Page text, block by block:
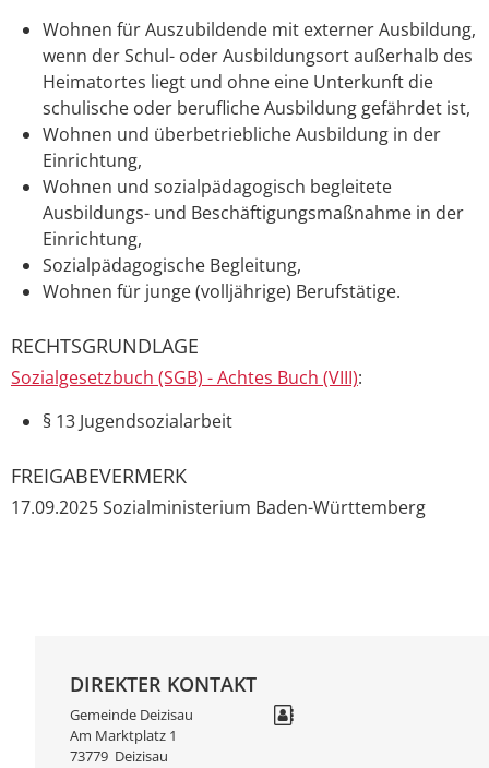
Wohnen für Auszubildende mit externer Ausbildung,
wenn der Schul- oder Ausbildungsort außerhalb des
Heimatortes liegt und ohne eine Unterkunft die
schulische oder berufliche Ausbildung gefährdet ist,
Wohnen und überbetriebliche Ausbildung in der
Einrichtung,
Wohnen und sozialpädagogisch begleitete
Ausbildungs- und Beschäftigungsmaßnahme in der
Einrichtung,
Sozialpädagogische Begleitung,
Wohnen für junge (volljährige) Berufstätige.
RECHTSGRUNDLAGE
Sozialgesetzbuch (SGB) - Achtes Buch (VIII):
§ 13 Jugendsozialarbeit
FREIGABEVERMERK
17.09.2025 Sozialministerium Baden-Württemberg
DIREKTER KONTAKT
Gemeinde Deizisau
Am Marktplatz 1
73779 Deizisau